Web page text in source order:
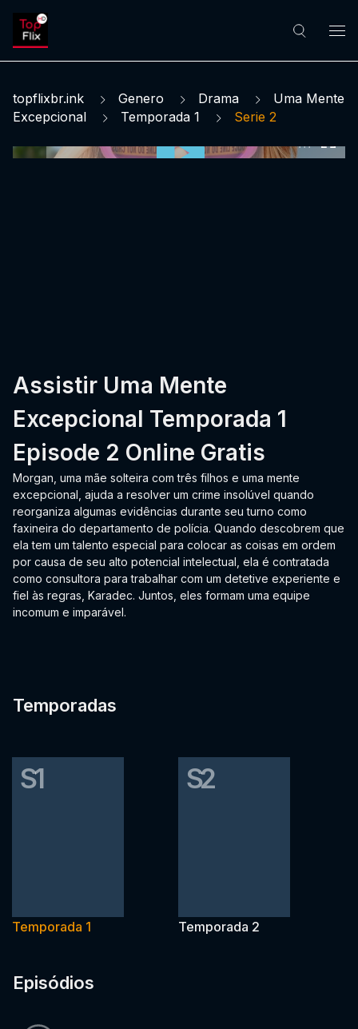
topflixbr.ink Genero Drama
Uma Mente
Excepcional
Temporada 1 Serie 2
Assistir Uma Mente
Excepcional Temporada 1
Episode 2 Online Gratis
Morgan, uma mãe solteira com três filhos e uma mente
excepcional, ajuda a resolver um crime insolúvel quando
reorganiza algumas evidências durante seu turno como
faxineira do departamento de polícia. Quando descobrem que
ela tem um talento especial para colocar as coisas em ordem
por causa de seu alto potencial intelectual, ela é contratada
como consultora para trabalhar com um detetive experiente e
fiel às regras, Karadec. Juntos, eles formam uma equipe
incomum e imparável.
Temporadas
S1
Temporada 1
S2
Temporada 2
Episódios